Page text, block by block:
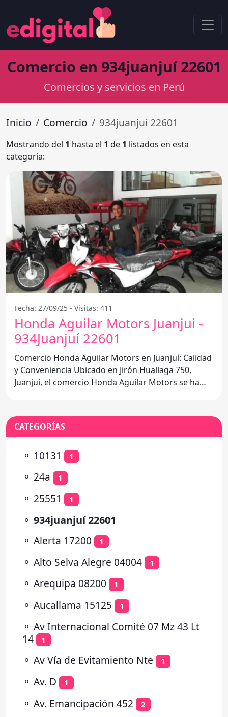
Comercio en 934juanjuí 22601
Comercios y servicios en Perú
Inicio Comercio 934juanjuí 22601
Mostrando del 1 hasta el 1 de 1 listados en esta
categoría:
Fecha: 27/09/25 - Visitas: 411
Honda Aguilar Motors Juanjui -
934Juanjuí 22601
Comercio Honda Aguilar Motors en Juanjuí: Calidad
y Conveniencia Ubicado en Jirón Huallaga 750,
Juanjuí, el comercio Honda Aguilar Motors se ha
CATEGORÍAS
⚬ 10131 1
⚬ 24a 1
⚬ 25551 1
⚬ 934juanjuí 22601
⚬ Alerta 17200 1
⚬ Alto Selva Alegre 04004 1
⚬ Arequipa 08200 1
⚬ Aucallama 15125 1
⚬ Av Internacional Comité 07 Mz 43 Lt
14
1
⚬ Av Vía de Evitamiento Nte 1
⚬ Av. D 1
⚬ Av. Emancipación 452 2